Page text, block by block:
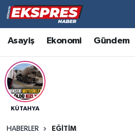
Asayiş Ekonomi Gündem
KÜTAHYA
HABERLER EĞITIM
Altıntaş
Asayiş
Aslanapa
Hava Durumu
Trafik Durumu
Süper Lig Puan Durumu ve